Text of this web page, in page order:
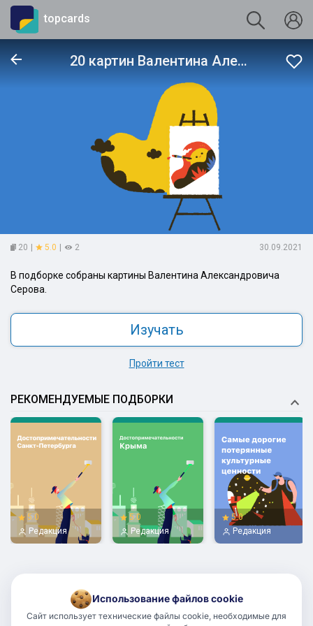
topcards
20 картин Валентина Александровича Серова
20 5.0 2 30.09.2021
В подборке собраны картины Валентина Александровича
Серова.
Изучать
Пройти тест
РЕКОМЕНДУЕМЫЕ ПОДБОРКИ
5.0
Редакция
5.0
Редакция
5.0
Редакция
Использование файлов cookie
Сайт использует технические файлы cookie, необходимые для